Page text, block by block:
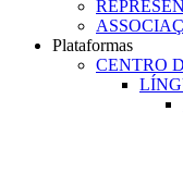
Plataformas
CENTRO